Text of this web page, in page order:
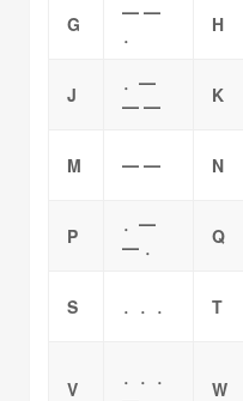
G
━ ━
．
H
J
．━
━ ━
K
M ━ ━ N
P
．━
━ ．
Q
S ．．． T
V
．．．
W